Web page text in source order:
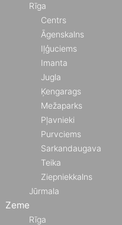
Rīga
Centrs
Āgenskalns
Iļģuciems
Imanta
Jugla
Ķengarags
Mežaparks
Pļavnieki
Purvciems
Sarkandaugava
Teika
Ziepniekkalns
Jūrmala
Zeme
Rīga